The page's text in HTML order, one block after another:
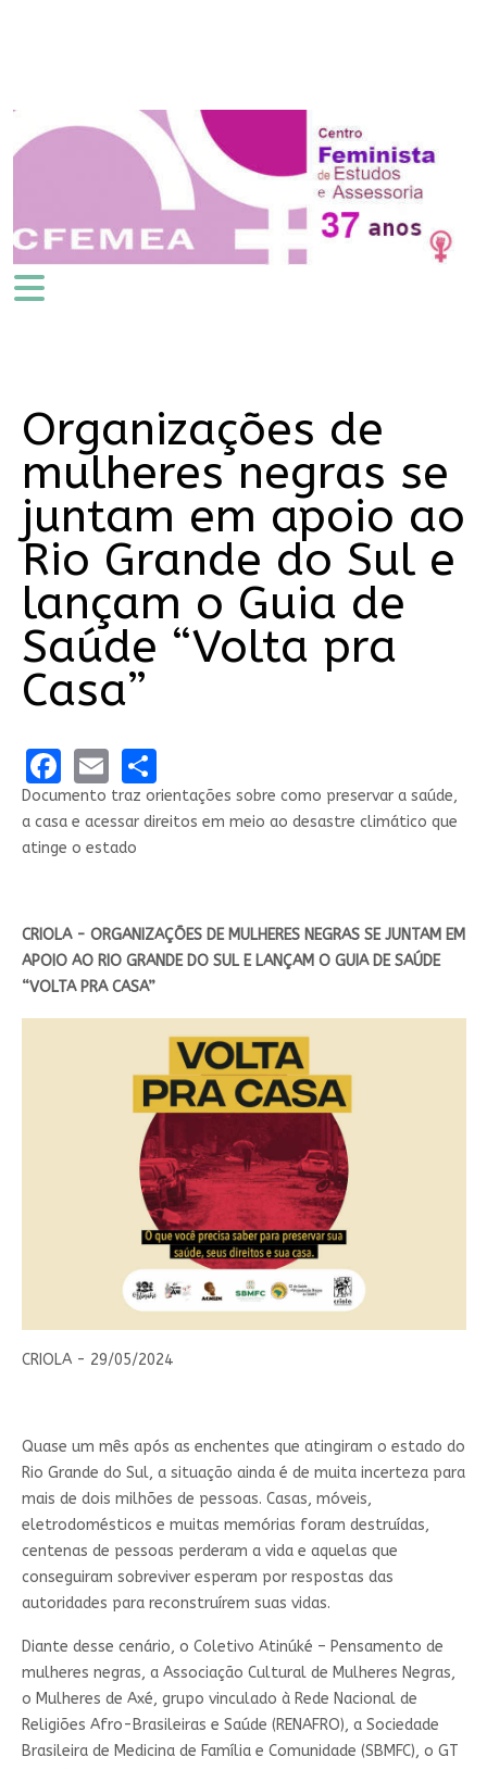
Organizações de
mulheres negras se
juntam em apoio ao
Rio Grande do Sul e
lançam o Guia de
Saúde “Volta pra
Casa”
Facebook
EmailShare
Documento traz orientações sobre como preservar a saúde,
a casa e acessar direitos em meio ao desastre climático que
atinge o estado
CRIOLA - ORGANIZAÇÕES DE MULHERES NEGRAS SE JUNTAM EM
APOIO AO RIO GRANDE DO SUL E LANÇAM O GUIA DE SAÚDE
“VOLTA PRA CASA”
CRIOLA - 29/05/2024
Quase um mês após as enchentes que atingiram o estado do
Rio Grande do Sul, a situação ainda é de muita incerteza para
mais de dois milhões de pessoas. Casas, móveis,
eletrodomésticos e muitas memórias foram destruídas,
centenas de pessoas perderam a vida e aquelas que
conseguiram sobreviver esperam por respostas das
autoridades para reconstruírem suas vidas.
Diante desse cenário, o Coletivo Atinúké – Pensamento de
mulheres negras, a Associação Cultural de Mulheres Negras,
o Mulheres de Axé, grupo vinculado à Rede Nacional de
Religiões Afro-Brasileiras e Saúde (RENAFRO), a Sociedade
Brasileira de Medicina de Família e Comunidade (SBMFC), o GT